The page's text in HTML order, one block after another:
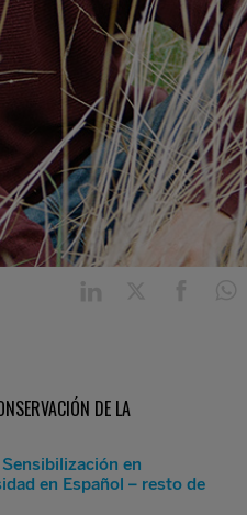
DE LA
en
en Español – resto de